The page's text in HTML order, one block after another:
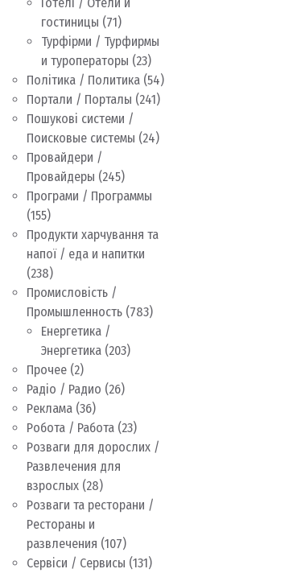
гостиницы (71)
Турфірми / Турфирмы
и туроператоры (23)
Політика / Политика (54)
Портали / Порталы (241)
Пошукові системи /
Поисковые системы (24)
Провайдери /
Провайдеры (245)
Програми / Программы
(155)
Продукти харчування та
напої / еда и напитки
(238)
Промисловість /
Промышленность (783)
Енергетика /
Энергетика (203)
Прочее (2)
Радіо / Радио (26)
Реклама (36)
Робота / Работа (23)
Розваги для дорослих /
Развлечения для
взрослых (28)
Розваги та ресторани /
Рестораны и
развлечения (107)
Сервіси / Сервисы (131)